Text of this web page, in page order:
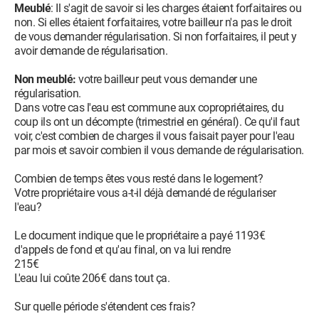
Meublé: Il s'agit de savoir si les charges étaient forfaitaires ou
non. Si elles étaient forfaitaires, votre bailleur n'a pas le droit
de vous demander régularisation. Si non forfaitaires, il peut y
avoir demande de régularisation.
Non meublé: votre bailleur peut vous demander une
régularisation.
Dans votre cas l'eau est commune aux copropriétaires, du
coup ils ont un décompte (trimestriel en général). Ce qu'il faut
voir, c'est combien de charges il vous faisait payer pour l'eau
par mois et savoir combien il vous demande de régularisation.
Combien de temps êtes vous resté dans le logement?
Votre propriétaire vous a-t-il déjà demandé de régulariser
l'eau?
Le document indique que le propriétaire a payé 1193€
d'appels de fond et qu'au final, on va lui rendre
215€
L'eau lui coûte 206€ dans tout ça.
Sur quelle période s'étendent ces frais?